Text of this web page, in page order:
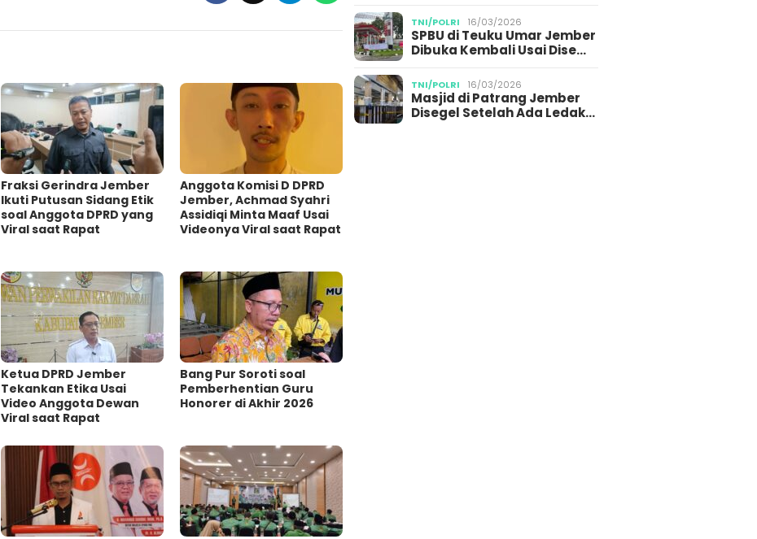
Fraksi Gerindra Jember
Ikuti Putusan Sidang Etik
soal Anggota DPRD yang
Viral saat Rapat
Anggota Komisi D DPRD
Jember, Achmad Syahri
Assidiqi Minta Maaf Usai
Videonya Viral saat Rapat
Ketua DPRD Jember
Tekankan Etika Usai
Video Anggota Dewan
Viral saat Rapat
Bang Pur Soroti soal
Pemberhentian Guru
Honorer di Akhir 2026
TNI/POLRI 16/03/2026
SPBU di Teuku Umar Jember
Dibuka Kembali Usai Dise…
TNI/POLRI 16/03/2026
Masjid di Patrang Jember
Disegel Setelah Ada Ledak…